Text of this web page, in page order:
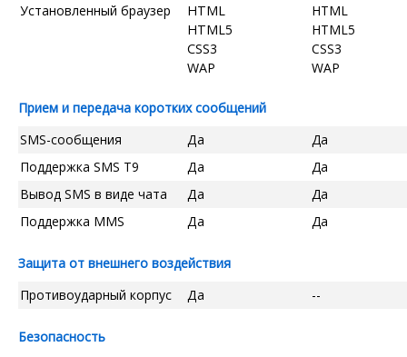
Установленный браузер
HTML
HTML5
CSS3
WAP
HTML
HTML5
CSS3
WAP
Прием и передача коротких сообщений
SMS-сообщения
Да
Да
Поддержка SMS T9
Да
Да
Вывод SMS в виде чата
Да
Да
Поддержка MMS
Да Да
Защита от внешнего воздействия
Противоударный корпус
Да --
Безопасность